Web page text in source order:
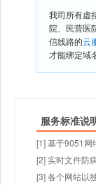
我司所有虚
院、民营医
信线路的云
才能绑定域
服务标准说
[1] 基于9051网
[2] 实时文件防
[3] 各个网站以